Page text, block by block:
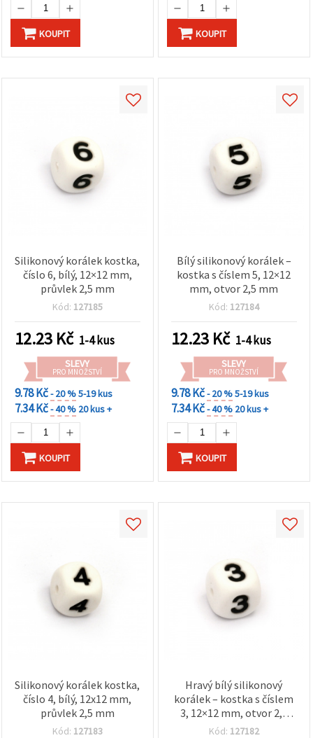
KOUPIT KOUPIT
Silikonový korálek kostka,
číslo 6, bílý, 12×12 mm,
průvlek 2,5 mm
Kód: 127185
12.23 Kč 1-4 kus
SLEVY
PRO MNOŽSTVÍ
9.78 Kč- 20 %5-19 kus
7.34 Kč- 40 % 20 kus +
KOUPIT
Bílý silikonový korálek –
kostka s číslem 5, 12×12
mm, otvor 2,5 mm
Kód: 127184
12.23 Kč 1-4 kus
SLEVY
PRO MNOŽSTVÍ
9.78 Kč- 20 %5-19 kus
7.34 Kč- 40 % 20 kus +
KOUPIT
Silikonový korálek kostka,
číslo 4, bílý, 12x12 mm,
průvlek 2,5 mm
Kód: 127183
Hravý bílý silikonový
korálek – kostka s číslem
3, 12×12 mm, otvor 2,5
mm – zábavný prvek pro
Kód: 127182